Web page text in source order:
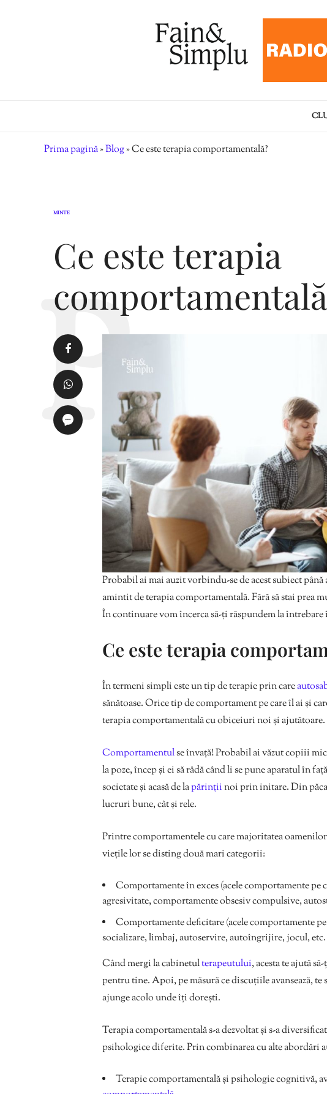
Prima pagină»Blog»Ce este terapia comportamentală?
MINTE
Ce este terapia
Probabil ai mai auzit vorbindu-se de acest subiect
amintit de terapia comportamentală. Fără să stai prea
În continuare vom încerca să-ți răspundem la
Ce este terapia
În termeni simpli este un tip de terapie prin care
sănătoase. Orice tip de comportament pe care îl ai și
terapia comportamentală cu obiceiuri noi și ajutătoare.
Comportamentulse învață! Probabil ai văzut copiii
la poze, încep și ei să râdă când li se pune aparatul în
societate și acasă de lapărințiinoi prin initare. Din
lucruri bune, cât și rele.
Printre comportamentele cu care majoritatea
viețile lor se disting două mari categorii:
Comportamente în exces (acele comportamente pe
agresivitate, comportamente obsesiv compulsive,
Comportamente deficitare (acele comportamente
socializare, limbaj, autoservire, autoîngrijire, jocul, etc.
Când mergi la cabinetulterapeutului, acesta te ajută
pentru tine. Apoi, pe măsură ce discuțiile avansează,
ajunge acolo unde îți dorești.
Terapia comportamentală s-a dezvoltat și s-a
psihologice diferite. Prin combinarea cu alte abordări
Terapie comportamentală și psihologie cognitivă,